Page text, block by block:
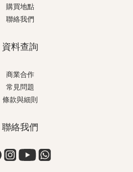
購買地點
聯絡我們
資料查詢
商業合作
常見問題
條款與細則
聯絡我們